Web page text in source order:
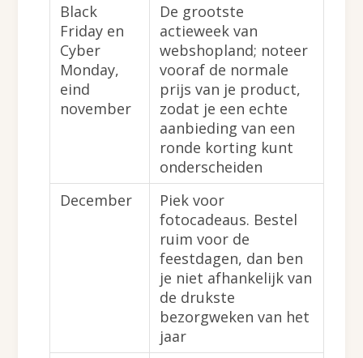
Black
Friday en
Cyber
Monday,
eind
november
De grootste
actieweek van
webshopland; noteer
vooraf de normale
prijs van je product,
zodat je een echte
aanbieding van een
ronde korting kunt
onderscheiden
December
Piek voor
fotocadeaus. Bestel
ruim voor de
feestdagen, dan ben
je niet afhankelijk van
de drukste
bezorgweken van het
jaar